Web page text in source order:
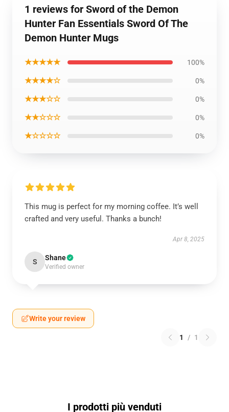
1 reviews for Sword of the Demon
Hunter Fan Essentials Sword Of The
Demon Hunter Mugs
★★★★★ 100%
★★★★☆ 0%
★★★☆☆ 0%
★★☆☆☆ 0%
★☆☆☆☆ 0%
This mug is perfect for my morning coffee. It’s well
crafted and very useful. Thanks a bunch!
Apr 8, 2025
S Shane
Verified owner
Write your review
1 / 1
I prodotti più venduti